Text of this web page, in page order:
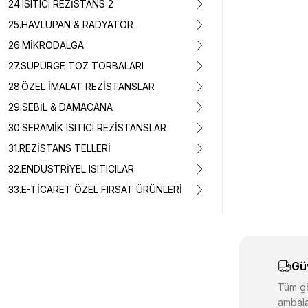
24.ISITICI REZİSTANS 2
25.HAVLUPAN & RADYATÖR
26.MİKRODALGA
27.SÜPÜRGE TOZ TORBALARI
28.ÖZEL İMALAT REZİSTANSLAR
29.SEBİL & DAMACANA
30.SERAMİK ISITICI REZİSTANSLAR
31.REZİSTANS TELLERİ
32.ENDÜSTRİYEL ISITICILAR
33.E-TİCARET ÖZEL FIRSAT ÜRÜNLERİ
Tüm